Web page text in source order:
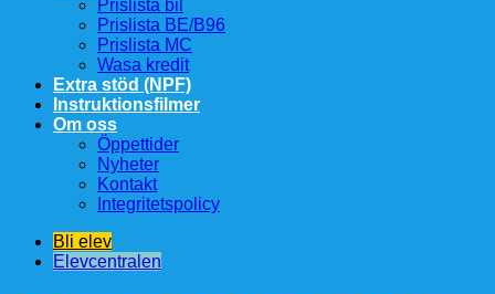
Prislista bil
Prislista BE/B96
Prislista MC
Wasa kredit
Extra stöd (NPF)
Instruktionsfilmer
Om oss
Öppettider
Nyheter
Kontakt
Integritetspolicy
Bli elev
Elevcentralen